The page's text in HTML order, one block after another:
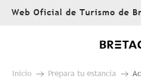
AllerWeb Oficial de Turismo de
Inicio Prepara tu estancia